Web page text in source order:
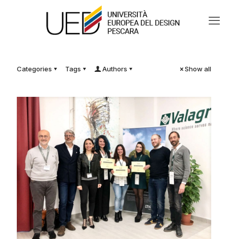
Categories Tags Authors Show all